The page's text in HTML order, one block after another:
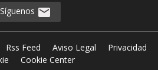
Síguenos
Rss Feed Aviso Legal
Privacidad
Cookie Center